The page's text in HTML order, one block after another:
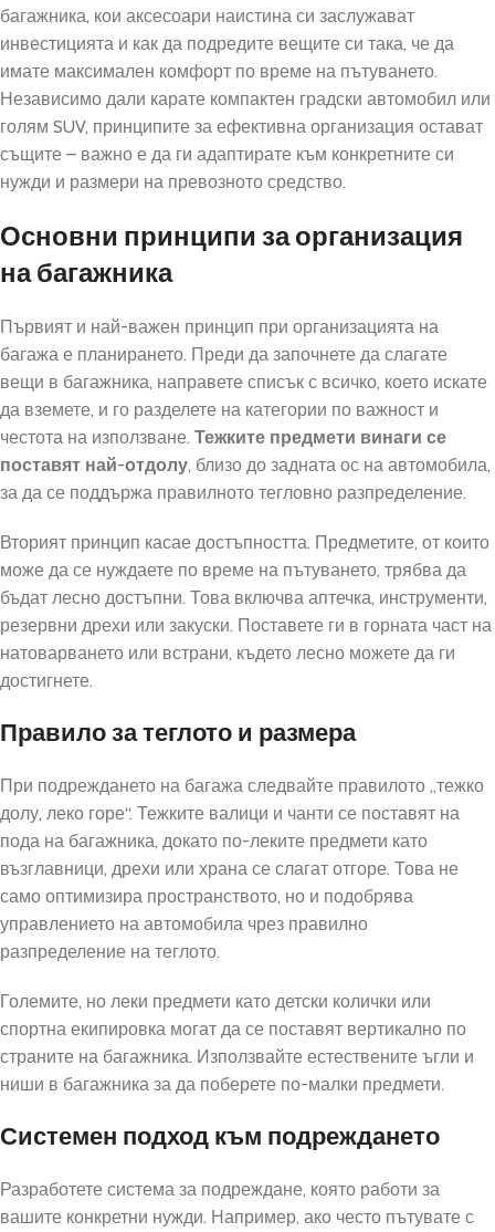
багажника, кои аксесоари наистина си заслужават
инвестицията и как да подредите вещите си така, че да
имате максимален комфорт по време на пътуването.
Независимо дали карате компактен градски автомобил или
голям SUV, принципите за ефективна организация остават
същите – важно е да ги адаптирате към конкретните си
нужди и размери на превозното средство.
Основни принципи за организация
на багажника
Първият и най-важен принцип при организацията на
багажа е планирането. Преди да започнете да слагате
вещи в багажника, направете списък с всичко, което искате
да вземете, и го разделете на категории по важност и
честота на използване. Тежките предмети винаги се
поставят най-отдолу, близо до задната ос на автомобила,
за да се поддържа правилното тегловно разпределение.
Вторият принцип касае достъпността. Предметите, от които
може да се нуждаете по време на пътуването, трябва да
бъдат лесно достъпни. Това включва аптечка, инструменти,
резервни дрехи или закуски. Поставете ги в горната част на
натоварването или встрани, където лесно можете да ги
достигнете.
Правило за теглото и размера
При подреждането на багажа следвайте правилото „тежко
долу, леко горе“. Тежките валици и чанти се поставят на
пода на багажника, докато по-леките предмети като
възглавници, дрехи или храна се слагат отгоре. Това не
само оптимизира пространството, но и подобрява
управлението на автомобила чрез правилно
разпределение на теглото.
Големите, но леки предмети като детски колички или
спортна екипировка могат да се поставят вертикално по
страните на багажника. Използвайте естествените ъгли и
ниши в багажника за да поберете по-малки предмети.
Системен подход към подреждането
Разработете система за подреждане, която работи за
вашите конкретни нужди. Например, ако често пътувате с